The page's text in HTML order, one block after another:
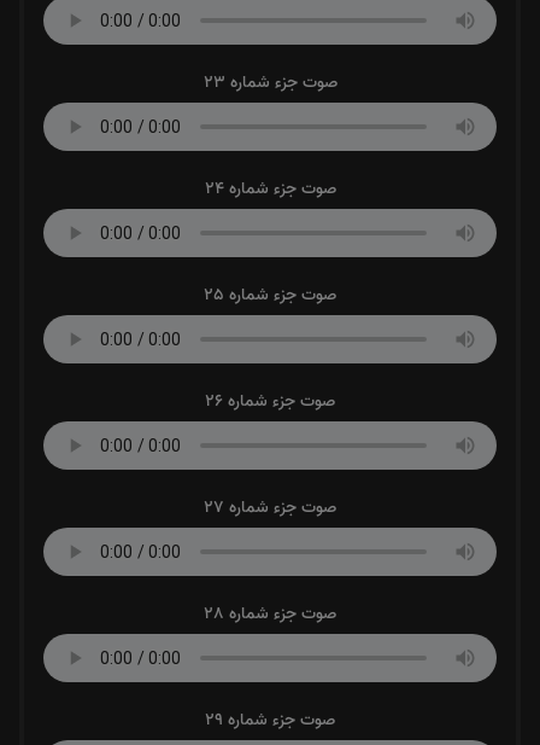
صوت جزء شماره 23
صوت جزء شماره 24
صوت جزء شماره 25
صوت جزء شماره 26
صوت جزء شماره 27
صوت جزء شماره 28
صوت جزء شماره 29